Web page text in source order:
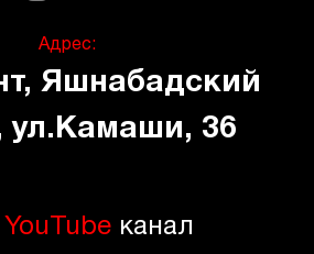
Адрес:
Яшнабадский
ул.Камаши, 36
YouTube канал